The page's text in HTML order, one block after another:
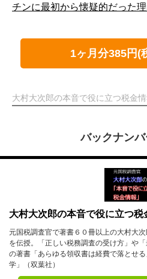
チンに最初から懐疑的だった理
1ヶ月分385円(
大村大次郎の本音で役に立つ税金情
バックナンバ
大村大次郎の本音で役に立つ税
元国税調査官で著書６０冊以上の大村大
を伝授。「正しい税務調査の受け方」や
の著書「あらゆる領収書は経費で落とせ
学」（双葉社）